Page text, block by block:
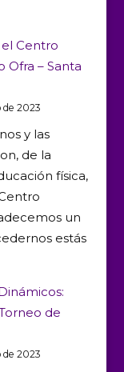
Centro
Ofra – Santa
2023
y las
de la
física,
un
estás
de
2023